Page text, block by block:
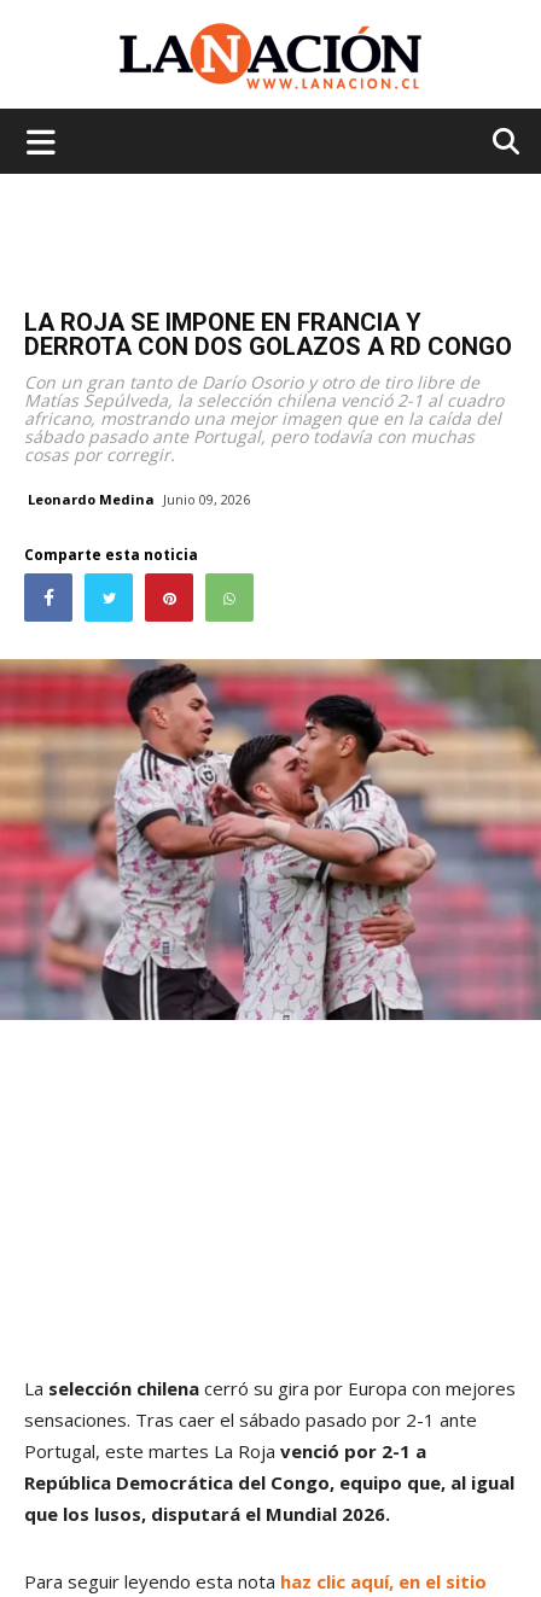
LA ROJA SE IMPONE EN FRANCIA Y
DERROTA CON DOS GOLAZOS A RD CONGO
Con un gran tanto de Darío Osorio y otro de tiro libre de
Matías Sepúlveda, la selección chilena venció 2-1 al cuadro
africano, mostrando una mejor imagen que en la caída del
sábado pasado ante Portugal, pero todavía con muchas
cosas por corregir.
Leonardo Medina Junio 09, 2026
Comparte esta noticia
La selección chilena cerró su gira por Europa con mejores
sensaciones. Tras caer el sábado pasado por 2-1 ante
Portugal, este martes La Roja venció por 2-1 a
República Democrática del Congo, equipo que, al igual
que los lusos, disputará el Mundial 2026.
Para seguir leyendo esta nota haz clic aquí, en el sitio